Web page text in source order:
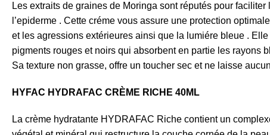
Les extraits de graines de Moringa sont réputés pour faciliter
l’epiderme . Cette créme vous assure une protection
et les agressions extérieures ainsi que la lumiére bleue .
pigments rouges et noirs qui absorbent en partie les rayons
Sa texture non grasse, offre un toucher sec et ne laisse
HYFAC HYDRAFAC CRÈME RICHE 40ML
La crème hydratante HYDRAFAC Riche contient un